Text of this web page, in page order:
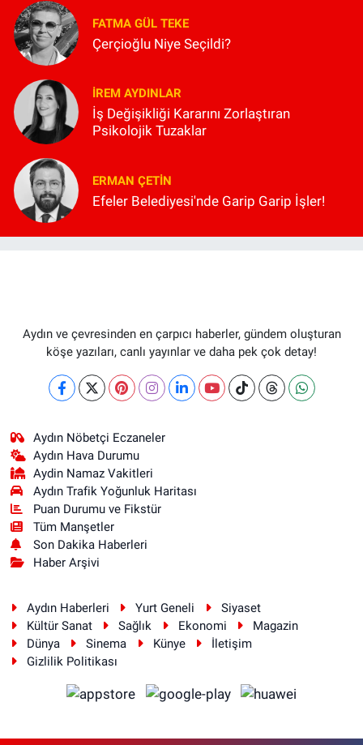
FATMA GÜL TEKE
Çerçioğlu Niye Seçildi?
İREM AYDINLAR
İş Değişikliği Kararını Zorlaştıran
Psikolojik Tuzaklar
ERMAN ÇETIN
Efeler Belediyesi'nde Garip Garip İşler!
Aydın ve çevresinden en çarpıcı haberler, gündem oluşturan
köşe yazıları, canlı yayınlar ve daha pek çok detay!
Aydın Nöbetçi Eczaneler
Aydın Hava Durumu
Aydin Namaz Vakitleri
Aydın Trafik Yoğunluk Haritası
Puan Durumu ve Fikstür
Tüm Manşetler
Son Dakika Haberleri
Haber Arşivi
Aydın Haberleri Yurt Geneli
Siyaset
Kültür Sanat
Sağlık Ekonomi
Magazin
Dünya
Sinema Künye
İletişim
Gizlilik Politikası